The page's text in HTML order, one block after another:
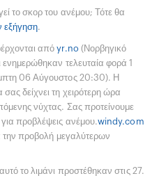
το σκορ του ανέμου; Τότε θα
εξήγηση.
απόyr.no (Νορβηγικό
ενημερώθηκαν τελευταία φορά 1
06 Αύγουστος 20:30). Η
δείχνει τη χειρότερη ώρα
νύχτας. Σας προτείνουμε
προβλέψεις ανέμου.windy.com
την προβολή μεγαλύτερων
το λιμάνι προστέθηκαν στις 27.